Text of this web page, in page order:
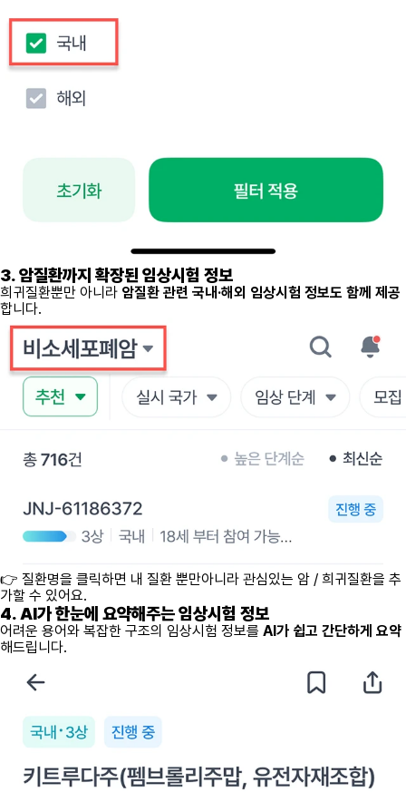
3. 암질환까지 확장된 임상시험 정보
희귀질환뿐만 아니라 암질환 관련 국내·해외 임상시험 정보도 함께 제공
합니다.
👉 질환명을 클릭하면 내 질환 뿐만아니라 관심있는 암 / 희귀질환을 추
가할 수 있어요.
4. AI가 한눈에 요약해주는 임상시험 정보
어려운 용어와 복잡한 구조의 임상시험 정보를 AI가 쉽고 간단하게 요약
해드립니다.